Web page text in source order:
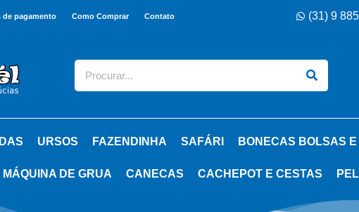
de pagamento Como Comprar Contato (31) 9
URSOS FAZENDINHA SAFÁRI BONECAS BOLSAS
MÁQUINA DE GRUA CANECAS CACHEPOT E CESTAS